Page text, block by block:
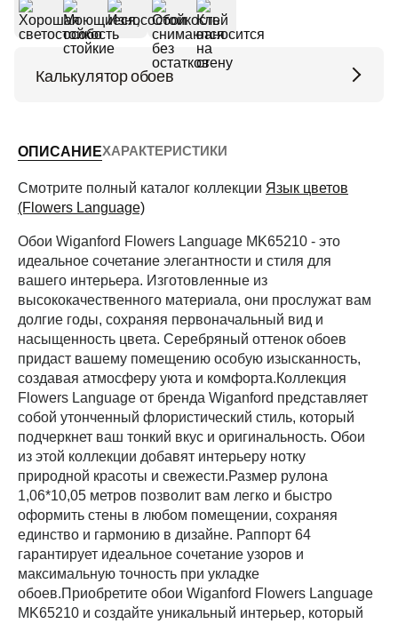
Калькулятор обоев
Периметр комнаты (м)
Рассчитать
ОПИСАНИЕХАРАКТЕРИСТИКИ
Смотрите полный каталог коллекции Язык цветов
(Flowers Language)
Обои Wiganford Flowers Language MK65210 - это
идеальное сочетание элегантности и стиля для
вашего интерьера. Изготовленные из
высококачественного материала, они прослужат вам
долгие годы, сохраняя первоначальный вид и
насыщенность цвета. Серебряный оттенок обоев
придаст вашему помещению особую изысканность,
создавая атмосферу уюта и комфорта.Коллекция
Flowers Language от бренда Wiganford представляет
собой утонченный флористический стиль, который
подчеркнет ваш тонкий вкус и оригинальность. Обои
из этой коллекции добавят интерьеру нотку
природной красоты и свежести.Размер рулона
1,06*10,05 метров позволит вам легко и быстро
оформить стены в любом помещении, сохраняя
единство и гармонию в дизайне. Раппорт 64
гарантирует идеальное сочетание узоров и
максимальную точность при укладке
обоев.Приобретите обои Wiganford Flowers Language
MK65210 и создайте уникальный интерьер, который